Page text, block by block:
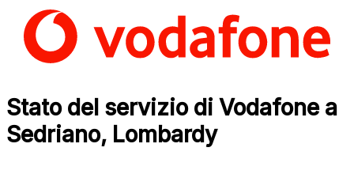
Stato del servizio di Vodafone a
Sedriano, Lombardy